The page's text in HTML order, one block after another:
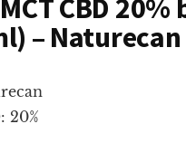
CBD 20%
– Naturecan
20%